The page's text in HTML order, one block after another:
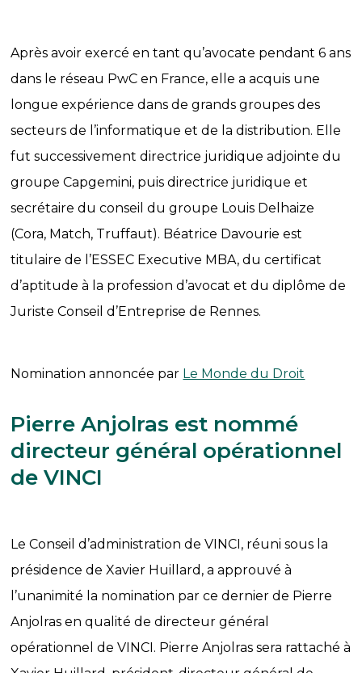
Après avoir exercé en tant qu’avocate pendant 6 ans
dans le réseau PwC en France, elle a acquis une
longue expérience dans de grands groupes des
secteurs de l’informatique et de la distribution. Elle
fut successivement directrice juridique adjointe du
groupe Capgemini, puis directrice juridique et
secrétaire du conseil du groupe Louis Delhaize
(Cora, Match, Truffaut). Béatrice Davourie est
titulaire de l’ESSEC Executive MBA, du certificat
d’aptitude à la profession d’avocat et du diplôme de
Juriste Conseil d’Entreprise de Rennes.
Nomination annoncée par Le Monde du Droit
Pierre Anjolras est nommé
directeur général opérationnel
de VINCI
Le Conseil d’administration de VINCI, réuni sous la
présidence de Xavier Huillard, a approuvé à
l’unanimité la nomination par ce dernier de Pierre
Anjolras en qualité de directeur général
opérationnel de VINCI. Pierre Anjolras sera rattaché à